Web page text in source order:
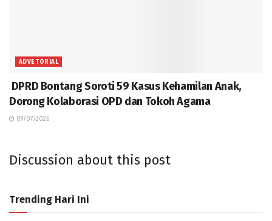
ADVETORIAL
DPRD Bontang Soroti 59 Kasus Kehamilan Anak,
Dorong Kolaborasi OPD dan Tokoh Agama
09/07/2026
Discussion about this post
Trending Hari Ini